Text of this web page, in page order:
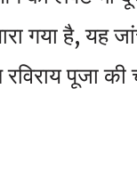
गया है, यह
पूजा की